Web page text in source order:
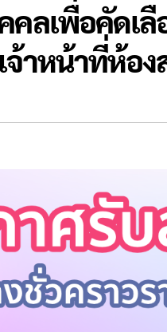
ลเพื่อคัดเลื
จ้าหน้าที่ห้อ